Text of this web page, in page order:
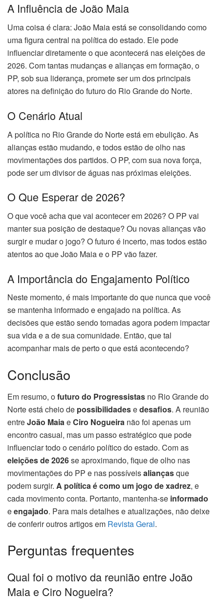
A Influência de João Maia
Uma coisa é clara: João Maia está se consolidando como
uma figura central na política do estado. Ele pode
influenciar diretamente o que acontecerá nas eleições de
2026. Com tantas mudanças e alianças em formação, o
PP, sob sua liderança, promete ser um dos principais
atores na definição do futuro do Rio Grande do Norte.
O Cenário Atual
A política no Rio Grande do Norte está em ebulição. As
alianças estão mudando, e todos estão de olho nas
movimentações dos partidos. O PP, com sua nova força,
pode ser um divisor de águas nas próximas eleições.
O Que Esperar de 2026?
O que você acha que vai acontecer em 2026? O PP vai
manter sua posição de destaque? Ou novas alianças vão
surgir e mudar o jogo? O futuro é incerto, mas todos estão
atentos ao que João Maia e o PP vão fazer.
A Importância do Engajamento Político
Neste momento, é mais importante do que nunca que você
se mantenha informado e engajado na política. As
decisões que estão sendo tomadas agora podem impactar
sua vida e a de sua comunidade. Então, que tal
acompanhar mais de perto o que está acontecendo?
Conclusão
Em resumo, ofuturo do Progressistas no Rio Grande do
Norte está cheio de possibilidadesedesafios. A reunião
entreJoão Maia eCiro Nogueira não foi apenas um
encontro casual, mas um passo estratégico que pode
influenciar todo o cenário político do estado. Com as
eleições de 2026se aproximando, fique de olho nas
movimentações do PP e nas possíveisaliançasque
podem surgir. A política é como um jogo de xadrez, e
cada movimento conta. Portanto, mantenha-se informado
eengajado. Para mais detalhes e atualizações, não deixe
de conferir outros artigos em Revista Geral.
Perguntas frequentes
Qual foi o motivo da reunião entre João
Maia e Ciro Nogueira?